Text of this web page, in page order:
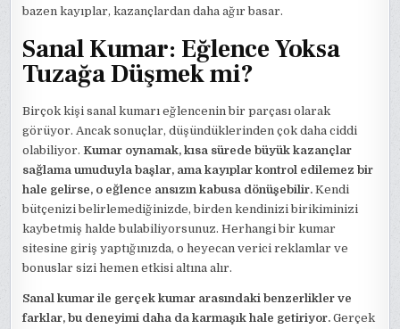
bazen kayıplar, kazançlardan daha ağır basar.
Sanal Kumar: Eğlence Yoksa
Tuzağa Düşmek mi?
Birçok kişi sanal kumarı eğlencenin bir parçası olarak
görüyor. Ancak sonuçlar, düşündüklerinden çok daha ciddi
olabiliyor.Kumar oynamak, kısa sürede büyük kazançlar
sağlama umuduyla başlar, ama kayıplar kontrol edilemez bir
hale gelirse, o eğlence ansızın kabusa dönüşebilir. Kendi
bütçenizi belirlemediğinizde, birden kendinizi birikiminizi
kaybetmiş halde bulabiliyorsunuz. Herhangi bir kumar
sitesine giriş yaptığınızda, o heyecan verici reklamlar ve
bonuslar sizi hemen etkisi altına alır.
Sanal kumar ile gerçek kumar arasındaki benzerlikler ve
farklar, bu deneyimi daha da karmaşık hale getiriyor. Gerçek